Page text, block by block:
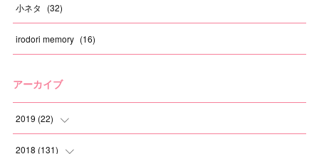
小ネタ (32)
irodori memory (16)
アーカイブ
2019 (22)
(1)
2018 (131)